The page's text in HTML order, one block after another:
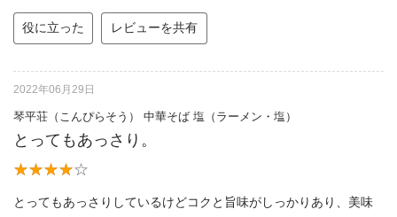
役に立った レビューを共有
2022年06月29日
琴平荘（こんぴらそう） 中華そば 塩（ラーメン・塩）
とってもあっさり。
とってもあっさりしているけどコクと旨味がしっかりあり、美味